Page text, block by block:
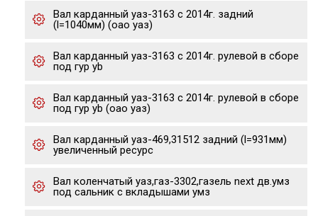
Вал карданный уаз-3163 с 2014г. задний
(l=1040мм) (оао уаз)
Вал карданный уаз-3163 с 2014г. рулевой в сборе
под гур yb
Вал карданный уаз-3163 с 2014г. рулевой в сборе
под гур yb (оао уаз)
Вал карданный уаз-469,31512 задний (l=931мм)
увеличенный ресурс
Вал коленчатый уаз,газ-3302,газель next дв.умз
под сальник с вкладышами умз